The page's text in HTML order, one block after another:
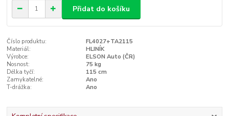
Přidat do košíku
Číslo produktu:
FL4027+TA2115
Materiál:
HLINÍK
Výrobce:
ELSON Auto (ČR)
Nosnost:
75 kg
Délka tyčí:
115 cm
Zamykatelné:
Ano
T-drážka:
Ano